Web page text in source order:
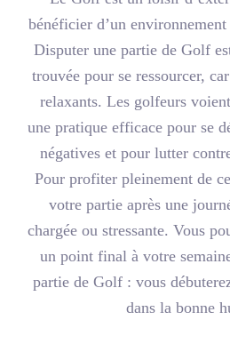
bénéficier d’un
Disputer une partie de Golf
trouvée pour se ressourcer,
relaxants. Les golfeurs
une pratique efficace pour se
négatives et pour lutter
Pour profiter pleinement de
votre partie après une
chargée ou stressante. Vous
un point final à votre
partie de Golf : vous
dans la bonne